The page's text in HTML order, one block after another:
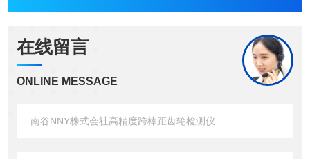
在线留言
ONLINE MESSAGE